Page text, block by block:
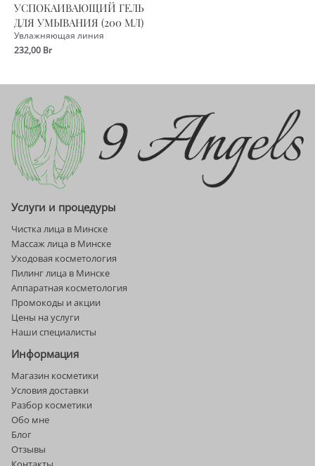
УСПОКАИВАЮЩИЙ ГЕЛЬ
ДЛЯ УМЫВАНИЯ (200 МЛ)
Увлажняющая линия
232,00 Br
Услуги и процедуры
Чистка лица в Минске
Массаж лица в Минске
Уходовая косметология
Пилинг лица в Минске
Аппаратная косметология
Промокоды и акции
Цены на услуги
Наши специалисты
Информация
Магазин косметики
Условия доставки
Разбор косметики
Обо мне
Блог
Отзывы